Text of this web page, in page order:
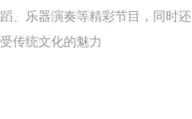
、乐器演奏等精彩节目，同时还
传统文化的魅力